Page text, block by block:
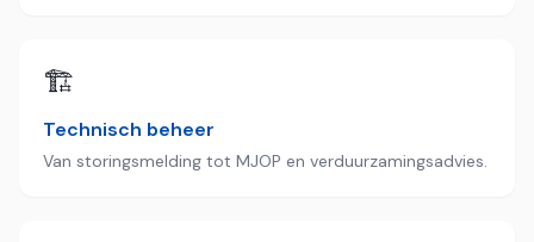
🏗️
Technisch beheer
Van storingsmelding tot MJOP en verduurzamingsadvies.